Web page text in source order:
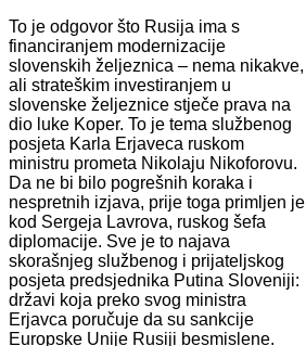
To je odgovor što Rusija ima s
financiranjem modernizacije
slovenskih željeznica – nema nikakve,
ali strateškim investiranjem u
slovenske željeznice stječe prava na
dio luke Koper. To je tema službenog
posjeta Karla Erjaveca ruskom
ministru prometa Nikolaju Nikoforovu.
Da ne bi bilo pogrešnih koraka i
nespretnih izjava, prije toga primljen je
kod Sergeja Lavrova, ruskog šefa
diplomacije. Sve je to najava
skorašnjeg službenog i prijateljskog
posjeta predsjednika Putina Sloveniji:
državi koja preko svog ministra
Erjavca poručuje da su sankcije
Europske Unije Rusiji besmislene.